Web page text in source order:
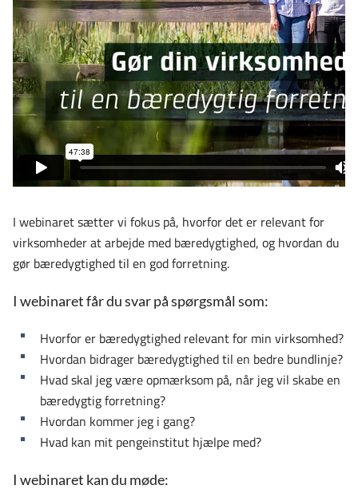
I webinaret sætter vi fokus på, hvorfor det er relevant for
virksomheder at arbejde med bæredygtighed, og hvordan du
gør bæredygtighed til en god forretning.
I webinaret får du svar på spørgsmål som:
Hvorfor er bæredygtighed relevant for min virksomhed?
Hvordan bidrager bæredygtighed til en bedre bundlinje?
Hvad skal jeg være opmærksom på, når jeg vil skabe en
bæredygtig forretning?
Hvordan kommer jeg i gang?
Hvad kan mit pengeinstitut hjælpe med?
I webinaret kan du møde: